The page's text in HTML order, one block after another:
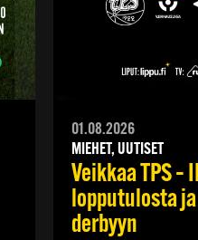
01.08.2026
MIEHET, UUTISET
Veikkaa TPS
lopputulosta
derbyyn